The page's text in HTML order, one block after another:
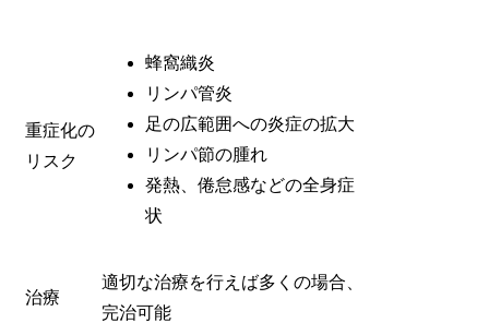
重症化の
リスク
蜂窩織炎
リンパ管炎
足の広範囲への炎症の拡大
リンパ節の腫れ
発熱、倦怠感などの全身症
状
治療
適切な治療を行えば多くの場合、
完治可能